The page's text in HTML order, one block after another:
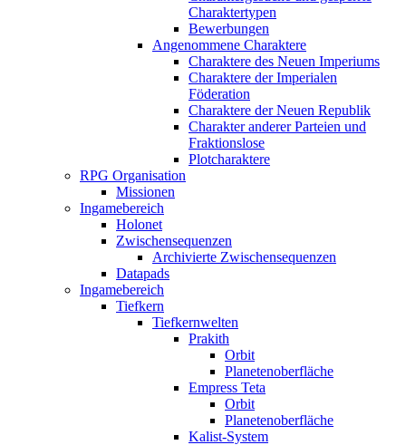
Charaktertypen
Bewerbungen
Angenommene Charaktere
Charaktere des Neuen Imperiums
Charaktere der Imperialen
Föderation
Charaktere der Neuen Republik
Charakter anderer Parteien und
Fraktionslose
Plotcharaktere
RPG Organisation
Missionen
Ingamebereich
Holonet
Zwischensequenzen
Archivierte Zwischensequenzen
Datapads
Ingamebereich
Tiefkern
Tiefkernwelten
Prakith
Orbit
Planetenoberfläche
Empress Teta
Orbit
Planetenoberfläche
Kalist-System